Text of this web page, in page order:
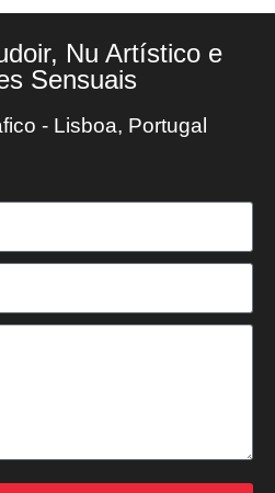
Nu Artístico e
Sensuais
- Lisboa, Portugal